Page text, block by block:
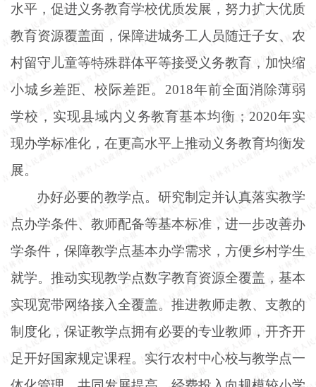
水平，促进义务教育学校优质发展，努力扩大优质
教育资源覆盖面，保障进城务工人员随迁子女、农
村留守儿童等特殊群体平等接受义务教育，加快缩
小城乡差距、校际差距。 2018年前全面消除薄弱
学校，实现县域内义务教育基本均衡；2020年实
现办学标准化，在更高水平上推动义务教育均衡发
展。
办好必要的教学点。研究制定并认真落实教学
点办学条件、教师配备等基本标准，进一步改善办
学条件，保障教学点基本办学需求，方便乡村学生
就学。推动实现教学点数字教育资源全覆盖，基本
实现宽带网络接入全覆盖。推进教师走教、支教的
制度化，保证教学点拥有必要的专业教师，开齐开
足开好国家规定课程。实行农村中心校与教学点一